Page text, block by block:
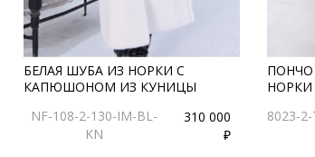
БЕЛАЯ ШУБА ИЗ НОРКИ С
КАПЮШОНОМ ИЗ КУНИЦЫ
NF-108-2-130-IM-BL-
KN
310 000
₽
НОРКИ
8023-2-